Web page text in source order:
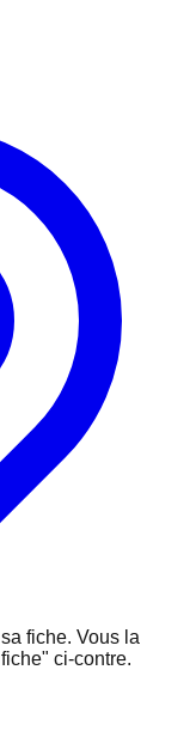
fiche. Vous la
ci-contre.